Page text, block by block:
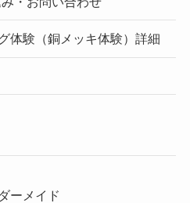
体験（銅メッキ体験）詳細
ーメイド